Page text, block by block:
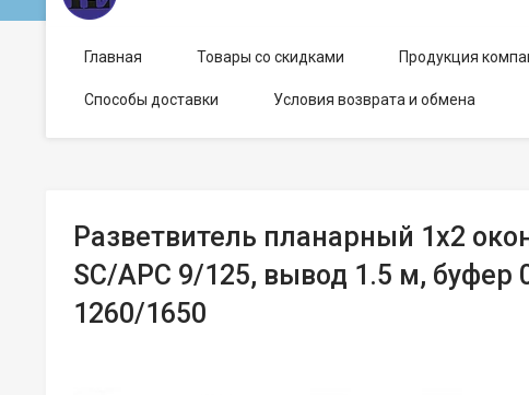
Главная Товары со скидками Продукция
Способы доставки Условия возврата и обмена
Разветвитель планарный 1х2
SC/APC 9/125, вывод 1.5 м, буфер
1260/1650